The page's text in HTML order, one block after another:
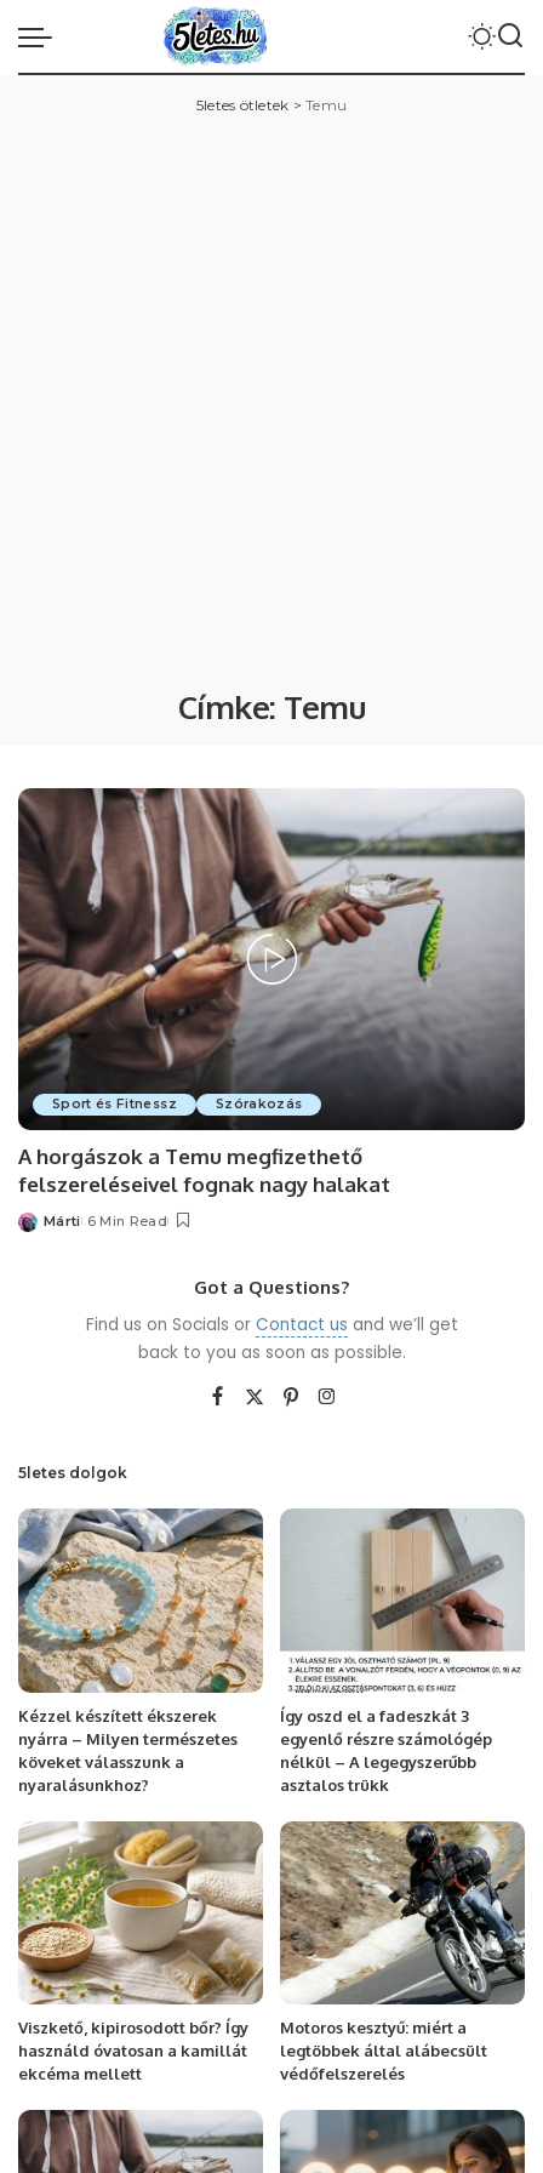
5letes ötletek >Temu
Címke: Temu
Sport és Fitnessz Szórakozás
A horgászok a Temu megfizethető
felszereléseivel fognak nagy halakat
Posted
Márti 6 Min Read
Got a Questions?
Find us on Socials or Contact us and we’ll get
back to you as soon as possible.
5letes dolgok
Kézzel készített ékszerek
nyárra – Milyen természetes
köveket válasszunk a
nyaralásunkhoz?
Így oszd el a fadeszkát 3
egyenlő részre számológép
nélkül – A legegyszerűbb
asztalos trükk
Viszkető, kipirosodott bőr? Így
használd óvatosan a kamillát
ekcéma mellett
Motoros kesztyű: miért a
legtöbbek által alábecsült
védőfelszerelés